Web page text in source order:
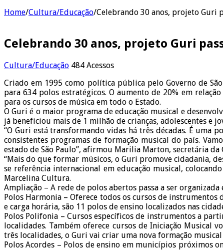
Home/Cultura/Educação/Celebrando 30 anos, projeto Guri
Celebrando 30 anos, projeto Guri
Cultura/Educação 484 Acessos
Criado em 1995 como política pública pelo Governo de
para 634 polos estratégicos. O aumento de 20% em
para os cursos de música em todo o Estado.
O Guri é o maior programa de educação musical e
já beneficiou mais de 1 milhão de crianças, adolescentes e
“O Guri está transformando vidas há três décadas. É uma
consistentes programas de formação musical do país.
estado de São Paulo”, afirmou Marilia Marton, secretária
“Mais do que formar músicos, o Guri promove cidadania,
se referência internacional em educação musical,
Marcelina Cultura.
Ampliação – A rede de polos abertos passa a ser
Polos Harmonia – Oferece todos os cursos de
e carga horária, são 11 polos de ensino localizados nas
Polos Polifonia – Cursos específicos de instrumentos a
localidades. Também oferece cursos de Iniciação Musical
três localidades, o Guri vai criar uma nova formação
Polos Acordes – Polos de ensino em municípios próximos